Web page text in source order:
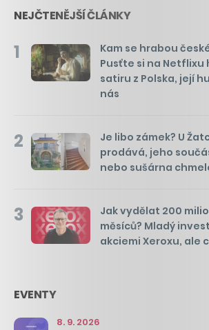
NEJČTENĚJŠÍ ČLÁNKY
1
Kam se hrabou
Pusťte si na Netflixu
satiru z Polska, její
nás
2
Je libo zámek? U
prodává, jeho
nebo sušárna
3
Jak vydělat 200
měsíců? Mladý
akciemi Xeroxu, ale
EVENTY
8. 9. 2026